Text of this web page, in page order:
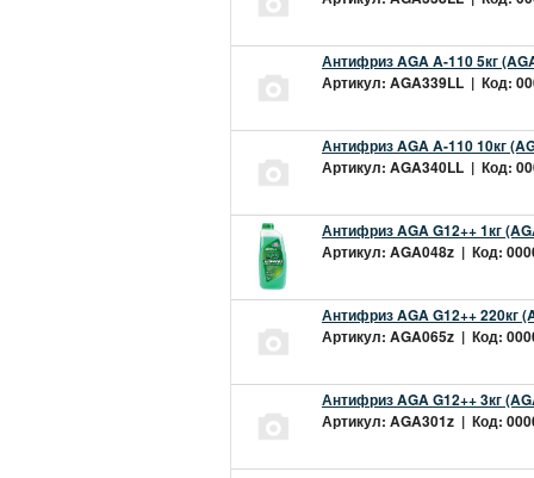
Антифриз AGA A-110 5кг
Артикул: AGA339LL | Код:
Антифриз AGA A-110 10кг
Артикул: AGA340LL | Код:
Антифриз AGA G12++ 1кг
Артикул: AGA048z | Код:
Антифриз AGA G12++ 220кг
Артикул: AGA065z | Код:
Антифриз AGA G12++ 3кг
Артикул: AGA301z | Код: